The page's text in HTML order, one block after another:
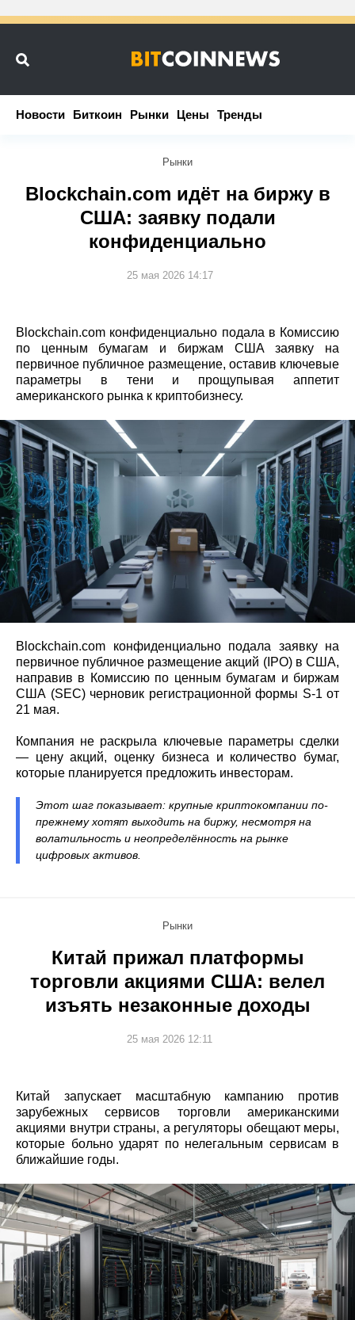
Новости Биткоин Рынки Цены Тренды
Новости Биткоин Рынки Цены Тренды
Рынки
Blockchain.com идёт на биржу в
США: заявку подали
конфиденциально
25 мая 2026 14:17
Blockchain.com конфиденциально подала в Комиссию
по ценным бумагам и биржам США заявку на
первичное публичное размещение, оставив ключевые
параметры в тени и прощупывая аппетит
американского рынка к криптобизнесу.
Blockchain.com конфиденциально подала заявку на
первичное публичное размещение акций (IPO) в США,
направив в Комиссию по ценным бумагам и биржам
США (SEC) черновик регистрационной формы S‑1 от
21 мая.
Компания не раскрыла ключевые параметры сделки
— цену акций, оценку бизнеса и количество бумаг,
которые планируется предложить инвесторам.
Этот шаг показывает: крупные криптокомпании по-
прежнему хотят выходить на биржу, несмотря на
волатильность и неопределённость на рынке
цифровых активов.
Рынки
Китай прижал платформы
торговли акциями США: велел
изъять незаконные доходы
25 мая 2026 12:11
Китай запускает масштабную кампанию против
зарубежных сервисов торговли американскими
акциями внутри страны, а регуляторы обещают меры,
которые больно ударят по нелегальным сервисам в
ближайшие годы.